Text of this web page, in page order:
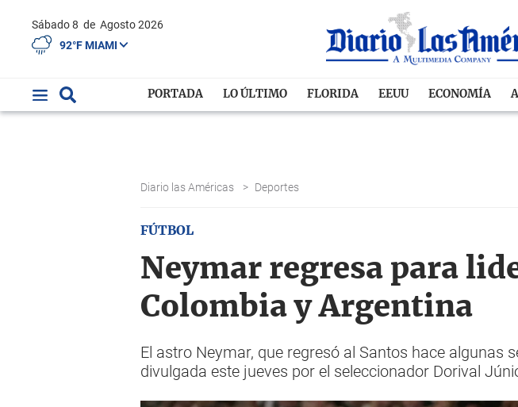
Sábado 8 de Agosto 2026
92°F MIAMI
PORTADA LO ÚLTIMO FLORIDA EEUU ECONOMÍA
Diario las Américas > Deportes
FÚTBOL
Neymar regresa para
Colombia y Argentina
El astro Neymar, que regresó al Santos hace algunas
divulgada este jueves por el seleccionador Dorival